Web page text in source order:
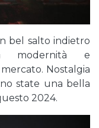
bel salto indietro
modernità e
Nostalgia
state una bella
2024.